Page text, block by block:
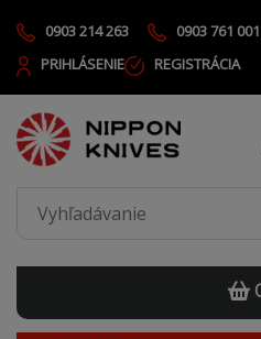
0903 214 263 0903 761 001
PRIHLÁSENIE
REGISTRÁCIA